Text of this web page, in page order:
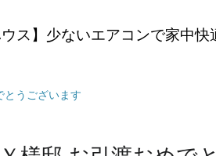
ウス】少ないエアコンで家中
とうございます